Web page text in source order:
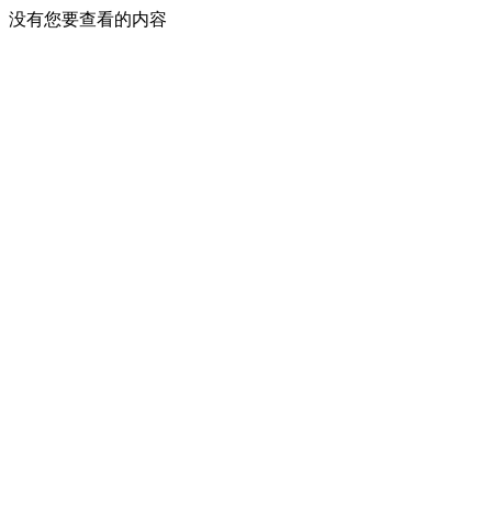
没有您要查看的内容